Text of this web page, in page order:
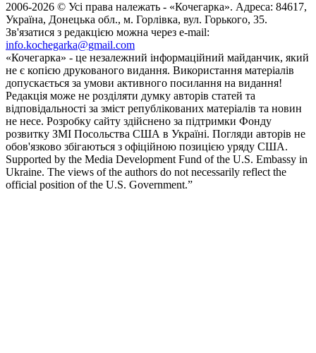
2006-2026 © Усі права належать - «Кочегарка». Адреса: 84617,
Україна, Донецька обл., м. Горлівка, вул. Горького, 35.
Зв'язатися з редакцією можна через e-mail:
info.kochegarka@gmail.com
«Кочегарка» - це незалежний інформаційний майданчик, який
не є копією друкованого видання. Використання матеріалів
допускається за умови активного посилання на видання!
Редакція може не розділяти думку авторів статей та
відповідальності за зміст републікованих матеріалів та новин
не несе. Розробку сайту здійснено за підтримки Фонду
розвитку ЗМІ Посольства США в Україні. Погляди авторів не
обов'язково збігаються з офіційною позицією уряду США.
Supported by the Media Development Fund of the U.S. Embassy in
Ukraine. The views of the authors do not necessarily reflect the
official position of the U.S. Government.”